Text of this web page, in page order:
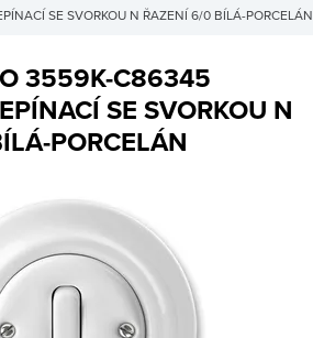
SE SVORKOU N ŘAZENÍ 6/0 BÍLÁ-PORCELÁN
3559K-C86345
SE SVORKOU N
PORCELÁN